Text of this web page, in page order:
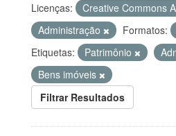
Licenças: Creative Commons
Administração
Formatos:
Etiquetas:
Patrimônio
Bens imóveis
Filtrar Resultados